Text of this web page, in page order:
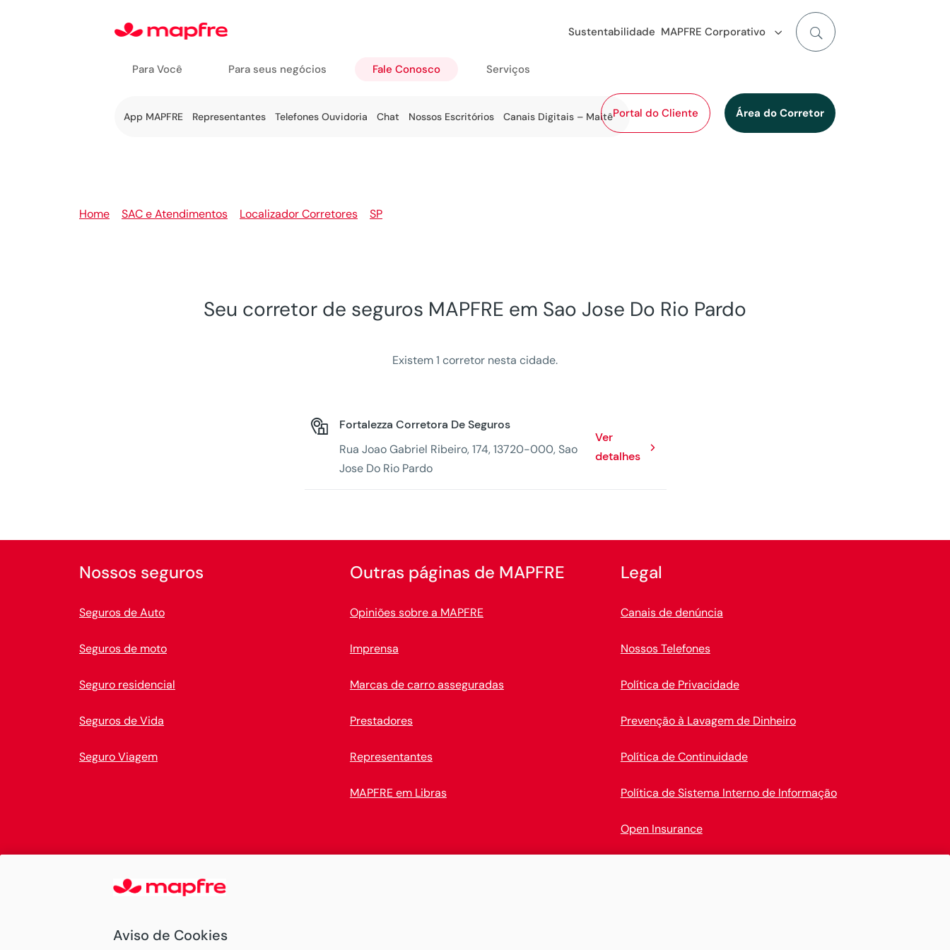
Sustentabilidade MAPFRE Corporativo
Portal do Cliente Área do Corretor
Para Você Para seus negócios Fale Conosco
Ir a Fale
App MAPFRE Representantes Telefones Ouvidoria Chat Nossos Escritórios Canais Digitais – Maitê
Serviços
Home SAC e Atendimentos Localizador Corretores SP
Seu corretor de seguros MAPFRE em Sao Jose Do Rio Pardo
Existem 1 corretor nesta cidade.
Fortalezza Corretora De Seguros
Rua Joao Gabriel Ribeiro, 174, 13720-000, Sao
Jose Do Rio Pardo
Ver
detalhes
Nossos seguros
Seguros de Auto
Seguros de moto
Seguro residencial
Seguros de Vida
Seguro Viagem
Outras páginas de MAPFRE
Opiniões sobre a MAPFRE
Imprensa
Marcas de carro asseguradas
Prestadores
Representantes
MAPFRE em Libras
Legal
Canais de denúncia
Nossos Telefones
Política de Privacidade
Prevenção à Lavagem de Dinheiro
Política de Continuidade
Política de Sistema Interno de Informação
Open Insurance
Aviso de Cookies